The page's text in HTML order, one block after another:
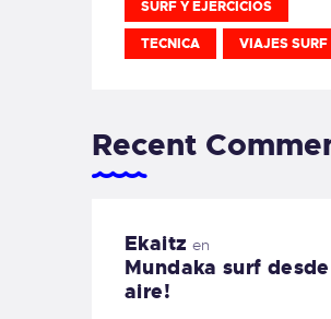
SURF Y EJERCICIOS
TECNICA VIAJES SURF
Recent
Ekaitz en
Mundaka surf
aire!